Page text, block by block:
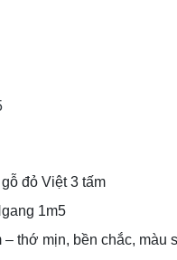
đỏ Việt 3 tấm
1m5
thớ mịn, bền chắc, màu